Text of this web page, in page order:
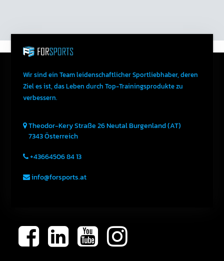
Wir sind ein Team leidenschaftlicher Sportliebhaber, deren
Ziel es ist, das Leben durch Top-Trainingsprodukte zu
verbessern.
Theodor-Kery Straße 26NeutalBurgenland (AT)
7343Österreich
+43664506 84 13
info@forsports.at